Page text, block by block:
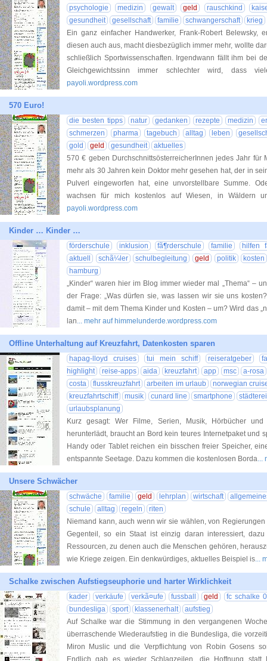
psychologie
medizin gewalt geld rauschkind
gesundheit
gesellschaft familie schwangerschaft
krieg
Ein ganz einfacher Handwerker, Frank-Robert Belewsky,
diesen auch aus, macht diesbezüglich immer mehr, wollte
schließlich Sportwissenschaften. Irgendwann fällt ihm bei
Gleichgewichtssinn immer schlechter wird, dass
payoli.wordpress.com
570 Euro!
die besten tipps natur gedanken rezepte medizin
schmerzen
pharma tagebuch alltag leben
gold
geld gesundheit
aktuelles
570 € geben DurchschnittsösterreicherInnen jedes Jahr für
mehr als 30 Jahren kein Doktor mehr gesehen hat, der in
Pulverl eingeworfen hat, eine unvorstellbare Summe.
wachsen für mich kostenlos auf Wiesen, in Wäldern
payoli.wordpress.com
Kinder … Kinder …
förderschule inklusion fã¶rderschule familie
hilfen
aktuell
schã¼ler schulbegleitung geld politik
kosten
hamburg
„Kinder“ waren hier im Blog immer wieder mal „Thema“ –
der Frage: „Was dürfen sie, was lassen wir sie uns
damit – mit dem Thema Kinder und Kosten – um? Wird das
lan... mehr auf himmelunderde.wordpress.com
Offline Unterhaltung auf Kreuzfahrt, Datenkosten sparen
hapag-lloyd cruises tui mein schiff reiseratgeber
highlight
reise-apps aida kreuzfahrt app msc
a-rosa
costa
flusskreuzfahrt arbeiten im urlaub
norwegian
kreuzfahrtschiff
musik cunard line smartphone
urlaubsplanung
Kurz gesagt: Wer Filme, Serien, Musik, Hörbücher
herunterlädt, braucht an Bord kein teures Internetpaket und
Handy oder Tablet reichen ein bisschen freier Speicher,
entspannte Seetage. Dazu kommen die kostenlosen Borda...
Unsere Schwächer
schwäche familie geld lehrplan wirtschaft
schule
alltag regeln
riten
Niemand kann, auch wenn wir sie wählen, von
Gegenteil, so ein Staat ist einzig daran interessiert,
Ressourcen, zu denen auch die Menschen gehören,
wie Kriege zeigen. Ein denkwürdiges, aktuelles Beispiel is...
Schalke zwischen Aufstiegseuphorie und harter Wirklichkeit
kader verkäufe verkã¤ufe fussball geld
fc schalke
bundesliga
sport klassenerhalt
aufstieg
Auf Schalke war die Stimmung in den vergangenen
überraschende Wiederaufstieg in die Bundesliga, die
Miron Muslic und die Verpflichtung von Robin Gosens
Endlich gab es wieder Schlagzeilen, die Hoffnung statt